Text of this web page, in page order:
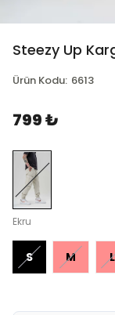
Steezy Up
Ürün Kodu: 6613
799 ₺
Ekru
S M L